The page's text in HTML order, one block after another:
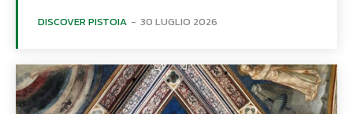
DISCOVER PISTOIA - 30 LUGLIO 2026